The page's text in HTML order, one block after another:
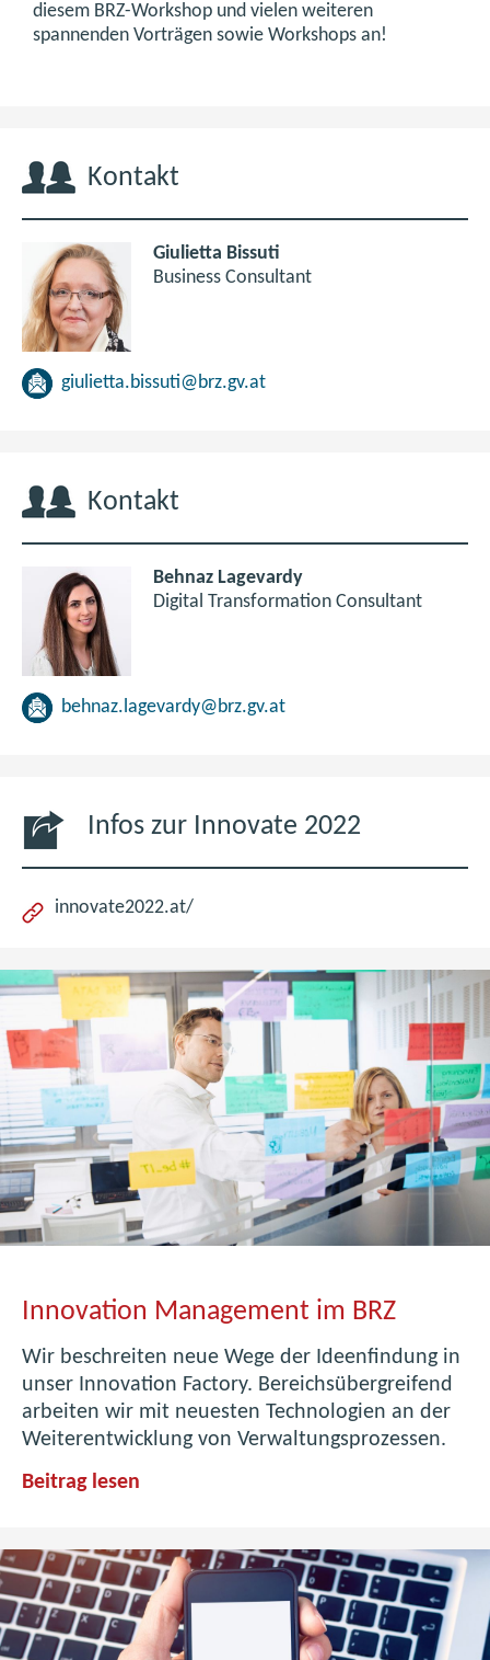
diesem BRZ-Workshop und vielen weiteren
spannenden Vorträgen sowie Workshops an!
Kontakt
Giulietta Bissuti
Business Consultant
giulietta.bissuti@brz.gv.at
Kontakt
Behnaz Lagevardy
Digital Transformation Consultant
behnaz.lagevardy@brz.gv.at
Infos zur Innovate 2022
innovate2022.at/(öffnet
Fenster)
Innovation Management im BRZ
Wir beschreiten neue Wege der Ideenfindung in
unser Innovation Factory. Bereichsübergreifend
arbeiten wir mit neuesten Technologien an der
Weiterentwicklung von Verwaltungsprozessen.
Beitrag lesen
o
v
a